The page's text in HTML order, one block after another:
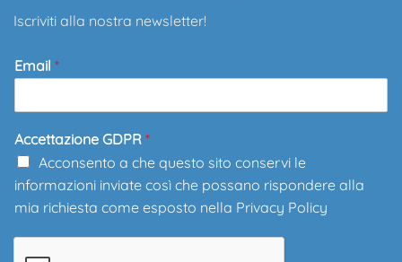
Iscriviti alla nostra newsletter!
Email *
Accettazione GDPR *
Acconsento a che questo sito conservi le
informazioni inviate così che possano rispondere alla
mia richiesta come esposto nella Privacy Policy